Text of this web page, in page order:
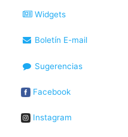
Widgets
Boletín E-mail
Sugerencias
Facebook
Instagram